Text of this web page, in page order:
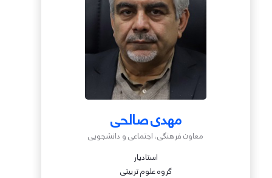
مهدی صالحی
معاون فرهنگی‌، اجتماعی و دانشجویی
استادیار
گروه علوم تربیتی